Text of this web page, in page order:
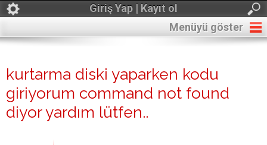
Giriş Yap | Kayıt ol
Menüyü göster
kurtarma diski yaparken kodu
giriyorum command not found
diyor yardım lütfen..